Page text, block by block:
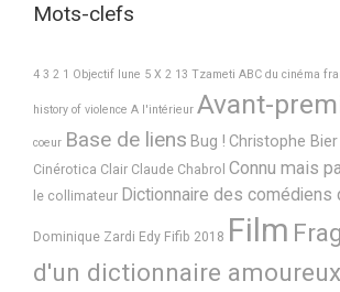
Mots-clefs
4 3 2 1 Objectif lune 5 X 2 13 Tzameti ABC du cinéma
history of violence A l'intérieur Avant-
coeur Base de liens Bug ! Christophe Bier
Cinérotica Clair Claude Chabrol Connu mais
le collimateur Dictionnaire des comédiens
Dominique Zardi Edy Fifib 2018 Film
d'un dictionnaire amoureux